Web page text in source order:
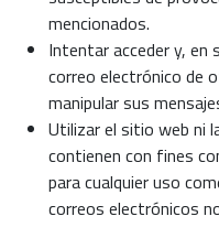
mencionados.
Intentar acceder y, en
correo electrónico de
manipular sus
Utilizar el sitio web ni
contienen con fines
para cualquier uso
correos electrónicos